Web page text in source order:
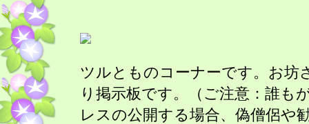
ツルとものコーナーです。お坊
り掲示板です。（ご注意：誰も
レスの公開する場合、偽僧侶や